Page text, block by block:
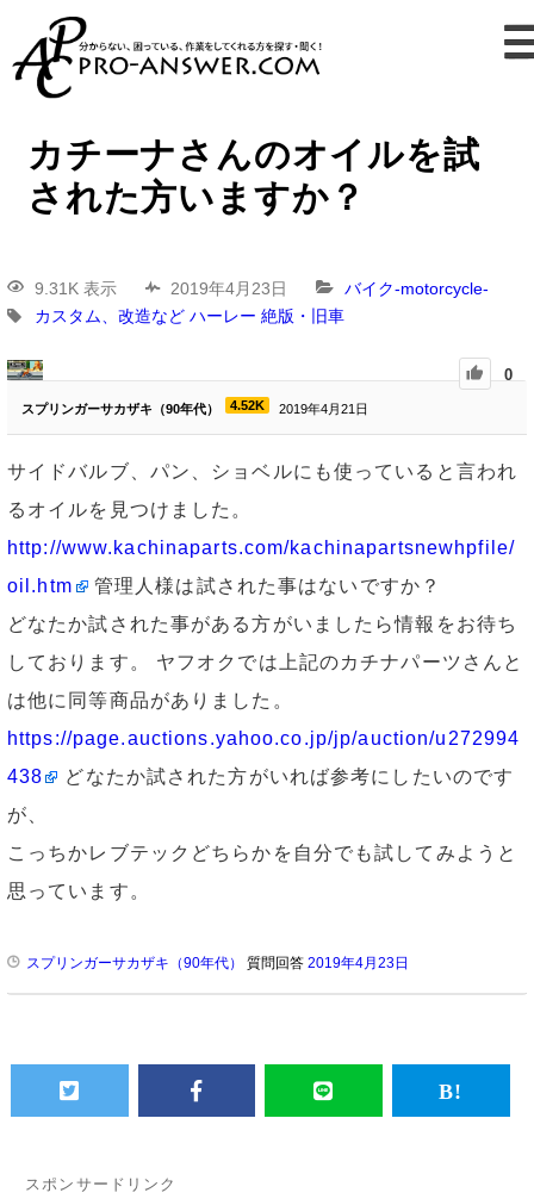
カチーナさんのオイルを試
された方いますか？
9.31K 表示 2019年4月23日
バイク-motorcycle-
カスタム、改造など ハーレー 絶版・旧車
0
スプリンガーサカザキ（90年代） 4.52K 2019年4月21日
サイドバルブ、パン、ショベルにも使っていると言われ
るオイルを見つけました。
http://www.kachinaparts.com/kachinapartsnewhpfile/
oil.htm
管理人様は試された事はないですか？
どなたか試された事がある方がいましたら情報をお待ち
しております。 ヤフオクでは上記のカチナパーツさんと
は他に同等商品がありました。
https://page.auctions.yahoo.co.jp/jp/auction/u272994
438
どなたか試された方がいれば参考にしたいのです
が、
こっちかレブテックどちらかを自分でも試してみようと
思っています。
スプリンガーサカザキ（90年代） 質問回答 2019年4月23日
スポンサードリンク